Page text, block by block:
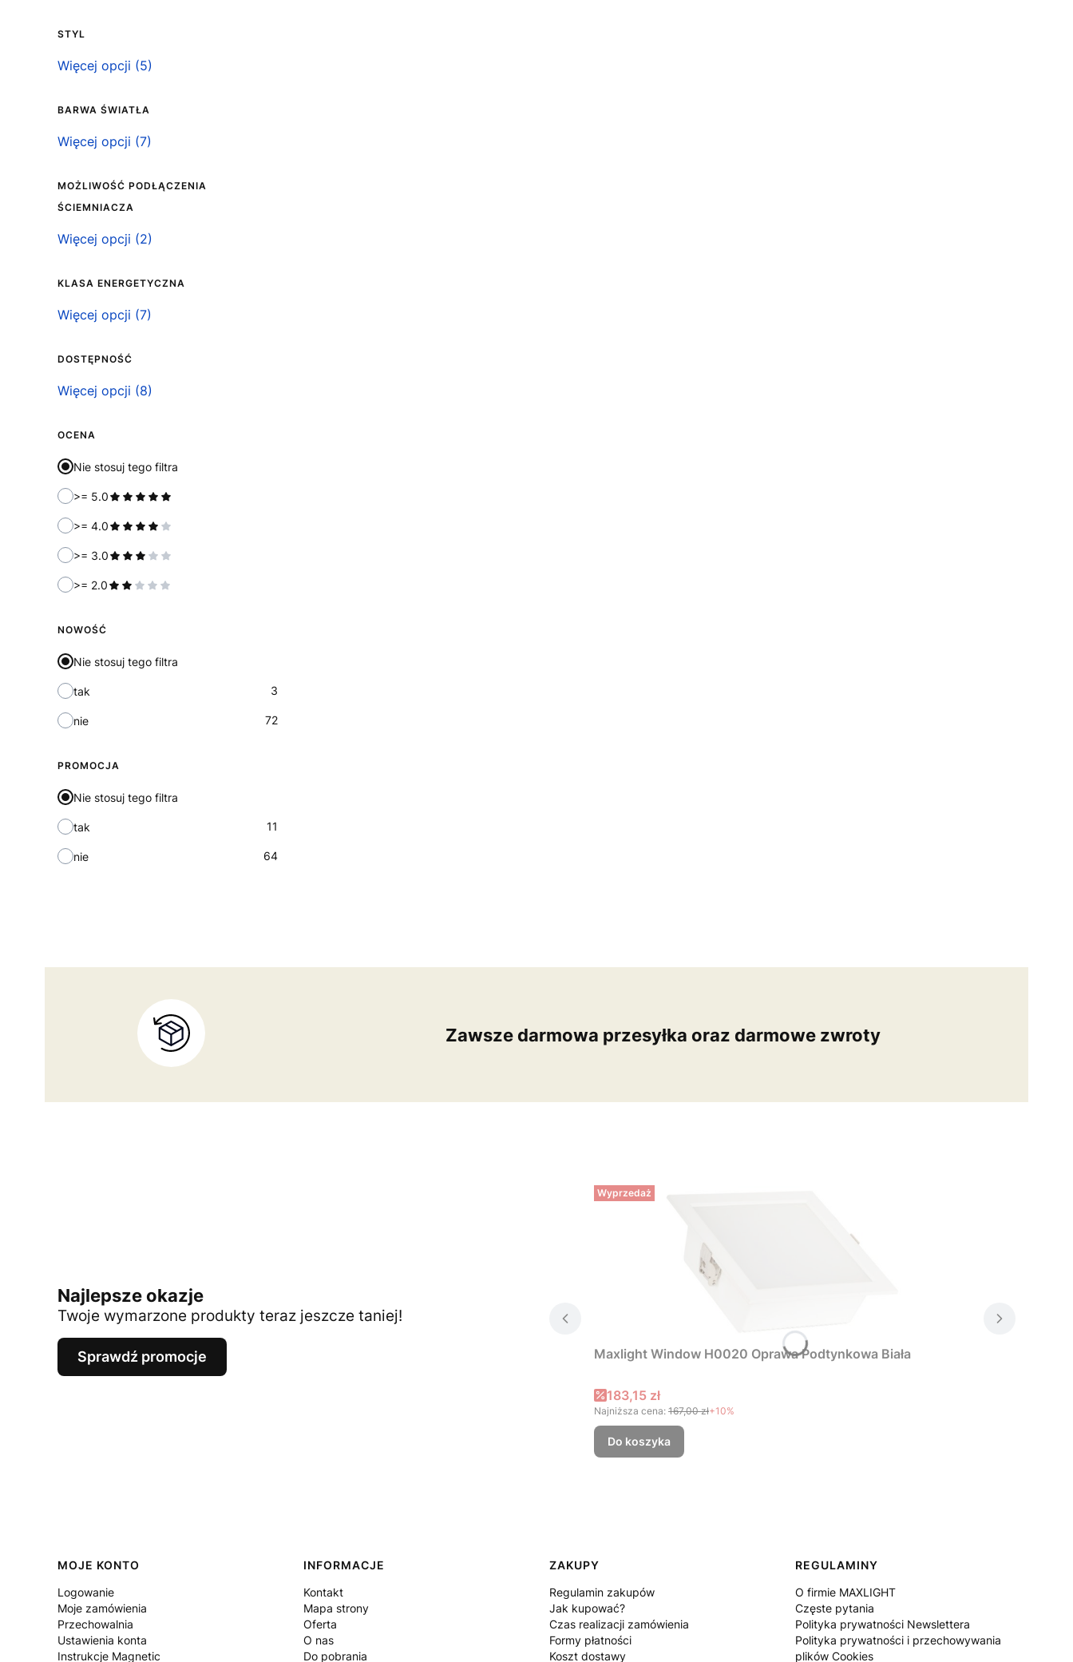
STYL
Styl
Więcej opcji (5)
BARWA ŚWIATŁA
Barwa światła
Więcej opcji (7)
MOŻLIWOŚĆ PODŁĄCZENIA
ŚCIEMNIACZA
Możliwość podłączenia ściemniacza
Więcej opcji (2)
KLASA ENERGETYCZNA
Klasa energetyczna
Więcej opcji (7)
DOSTĘPNOŚĆ
Dostępność
Więcej opcji (8)
OCENA
Nie stosuj tego filtra
>= 5.0
>= 4.0
>= 3.0
>= 2.0
NOWOŚĆ
Nie stosuj tego filtra
tak 3
nie 72
PROMOCJA
Nie stosuj tego filtra
tak 11
nie 64
Zawsze darmowa przesyłka oraz darmowe zwroty
Najlepsze okazje
Twoje wymarzone produkty teraz jeszcze taniej!
Sprawdź promocje
Wyprzedaż
Maxlight Window H0020 Oprawa Podtynkowa Biała
Cena promocyjna
183,15 zł
Najniższa cena: 167,00 zł+10%
Do koszyka
Linki w stopce
MOJE KONTO
Logowanie
Moje zamówienia
Przechowalnia
Ustawienia konta
Instrukcje Magnetic
INFORMACJE
Kontakt
Mapa strony
Oferta
O nas
Do pobrania
ZAKUPY
Regulamin zakupów
Jak kupować?
Czas realizacji zamówienia
Formy płatności
Koszt dostawy
REGULAMINY
O firmie MAXLIGHT
Częste pytania
Polityka prywatności Newslettera
Polityka prywatności i przechowywania
plików Cookies